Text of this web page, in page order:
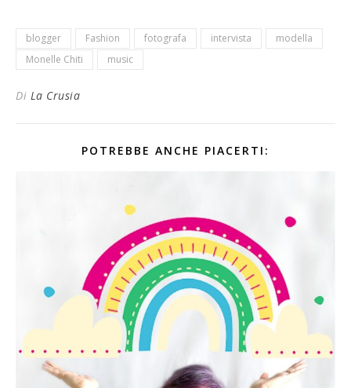
blogger Fashion fotografa intervista
modella
Monelle Chiti
music
Di La Crusia
POTREBBE ANCHE PIACERTI: